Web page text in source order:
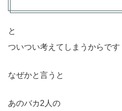
と
ついつい考えてしまうからです
なぜかと言うと
あのバカ2人の